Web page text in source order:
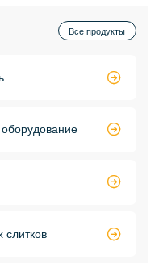
Все продукты



